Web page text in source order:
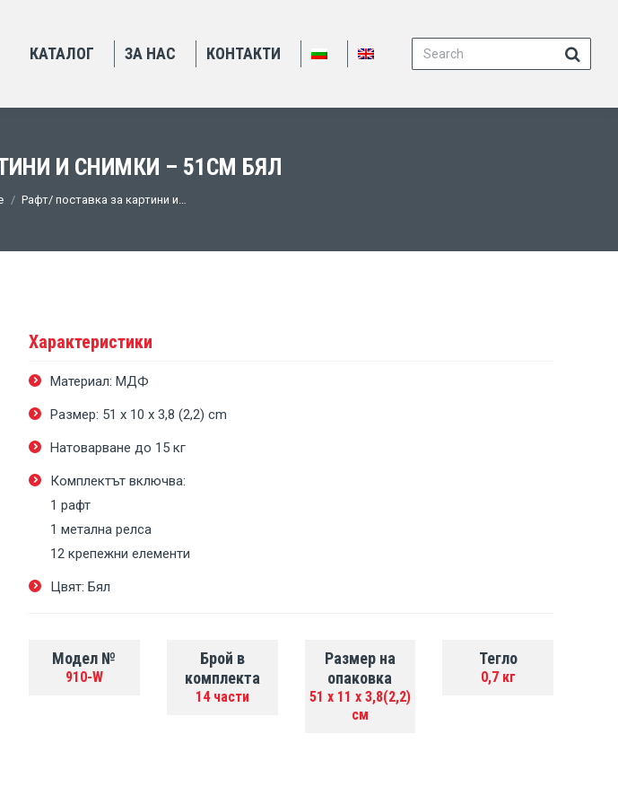
КАТАЛОГ ЗА НАС КОНТАКТИ Search:
И СНИМКИ – 51СМ БЯЛ
Рафт/ поставка за картини и…
Характеристики
Материал: МДФ
Размер: 51 х 10 х 3,8 (2,2) cm
Натоварване до 15 кг
Комплектът включва:
1 рафт
1 метална релса
12 крепежни елементи
Цвят: Бял
Модел №
910-W
Брой в
комплекта
14 части
Размер на
опаковка
51 х 11 х 3,8(2,2)
см
Тегло
0,7 кг